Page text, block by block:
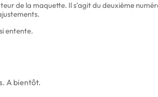
de la maquette. Il s'agit du deuxième
entente.
A bientôt.